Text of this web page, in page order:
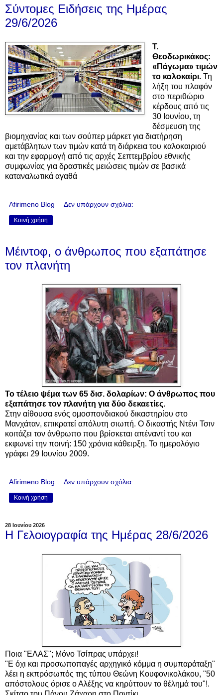
Σύντομες Ειδήσεις της Ημέρας
29/6/2026
Τ.
Θεοδωρικάκος:
«Πάγωμα» τιμών
το καλοκαίρι.Τη
λήξη του πλαφόν
στο περιθώριο
κέρδους από τις
30 Ιουνίου, τη
δέσμευση της
βιομηχανίας και των σούπερ μάρκετ για διατήρηση
αμετάβλητων των τιμών κατά τη διάρκεια του καλοκαιριού
και την εφαρμογή από τις αρχές Σεπτεμβρίου εθνικής
συμφωνίας για δραστικές μειώσεις τιμών σε βασικά
καταναλωτικά αγαθά
Afirimeno Blog Δεν υπάρχουν σχόλια:
Κοινή χρήση
Μέιντοφ, ο άνθρωπος που εξαπάτησε
τον πλανήτη
Το τέλειο ψέμα των 65 δισ. δολαρίων: Ο άνθρωπος που
εξαπάτησε τον πλανήτη για δύο δεκαετίες.
Στην αίθουσα ενός ομοσπονδιακού δικαστηρίου στο
Μανχάταν, επικρατεί απόλυτη σιωπή. Ο δικαστής Ντένι Τσιν
κοιτάζει τον άνθρωπο που βρίσκεται απέναντί του και
εκφωνεί την ποινή: 150 χρόνια κάθειρξη. Το ημερολόγιο
γράφει 29 Ιουνίου 2009.
Afirimeno Blog Δεν υπάρχουν σχόλια:
Κοινή χρήση
28 Ιουνίου 2026
Η Γελοιογραφία της Ημέρας 28/6/2026
Ποια "ΕΛΑΣ"; Μόνο Τσίπρας υπάρχει!
"Ε όχι και προσωποπαγές αρχηγικό κόμμα η συμπαράταξη"
λέει η εκπρόσωπός της τύπου Θεώνη Κουφονικολάκου, "50
απόστολους όρισε ο Αλέξης να κηρύττουν το θέλημά του"!.